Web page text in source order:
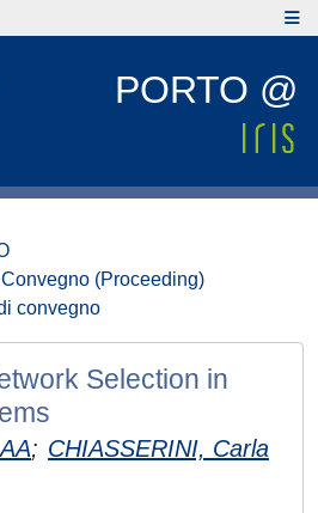
PORTO @
(Proceeding)
convegno
Selection in
; CHIASSERINI, Carla